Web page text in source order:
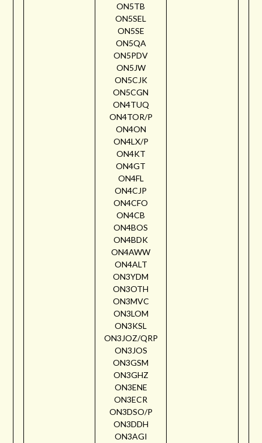
ON5TB
ON5SEL
ON5SE
ON5QA
ON5PDV
ON5JW
ON5CJK
ON5CGN
ON4TUQ
ON4TOR/P
ON4ON
ON4LX/P
ON4KT
ON4GT
ON4FL
ON4CJP
ON4CFO
ON4CB
ON4BOS
ON4BDK
ON4AWW
ON4ALT
ON3YDM
ON3OTH
ON3MVC
ON3LOM
ON3KSL
ON3JOZ/QRP
ON3JOS
ON3GSM
ON3GHZ
ON3ENE
ON3ECR
ON3DSO/P
ON3DDH
ON3AGI